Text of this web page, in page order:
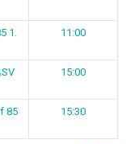
1.
11:00
15:00
85
15:30